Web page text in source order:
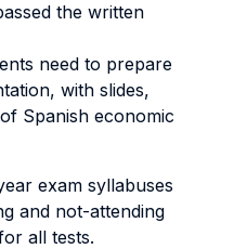
the written
need to prepare
with slides,
Spanish economic
exam syllabuses
and not-attending
all tests.